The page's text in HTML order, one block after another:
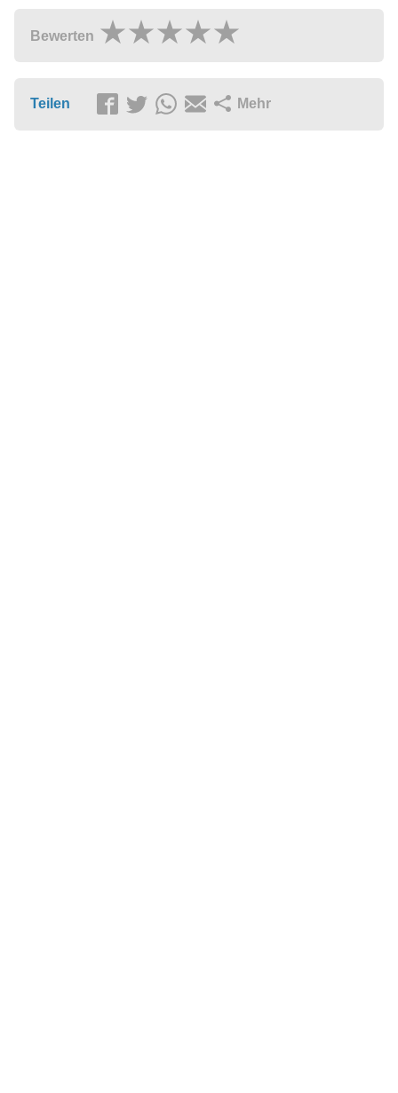
Bewerten
Teilen Mehr